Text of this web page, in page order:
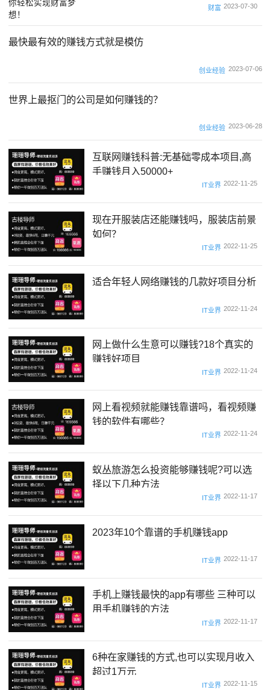
财富 2023-07-30
最快最有效的赚钱方式就是模仿
创业经验 2023-07-06
世界上最抠门的公司是如何赚钱的？
创业经验 2023-06-28
互联网赚钱科普:无基础零成本项目,高
手赚钱月入50000+
IT业界 2022-11-25
现在开服装店还能赚钱吗，服装店前景
如何？
IT业界 2022-11-25
适合年轻人网络赚钱的几款好项目分析
IT业界 2022-11-24
网上做什么生意可以赚钱?18个真实的
赚钱好项目
IT业界 2022-11-24
网上看视频就能赚钱靠谱吗，看视频赚
钱的软件有哪些？
IT业界 2022-11-24
蚁丛旅游怎么投资能够赚钱呢?可以选
择以下几种方法
IT业界 2022-11-17
2023年10个靠谱的手机赚钱app
IT业界 2022-11-17
手机上赚钱最快的app有哪些 三种可以
用手机赚钱的方法
IT业界 2022-11-17
6种在家赚钱的方式,也可以实现月收入
超过1万元
IT业界 2022-11-15